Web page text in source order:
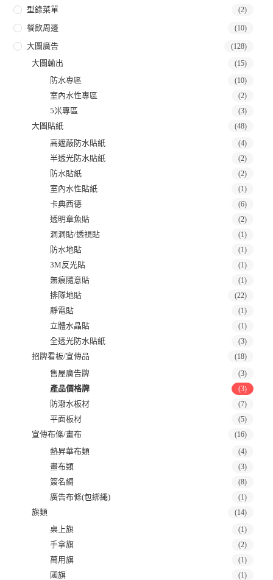
型錄菜單 (2)
餐飲周邊 (10)
大圖廣告 (128)
大圖輸出 (15)
防水專區 (10)
室內水性專區 (2)
5米專區 (3)
大圖貼紙 (48)
高遮蔽防水貼紙 (4)
半透光防水貼紙 (2)
防水貼紙 (2)
室內水性貼紙 (1)
卡典西德 (6)
透明章魚貼 (2)
洞洞貼/透視貼 (1)
防水地貼 (1)
3M反光貼 (1)
無痕隨意貼 (1)
排隊地貼 (22)
靜電貼 (1)
立體水晶貼 (1)
全透光防水貼紙 (3)
招牌看板/宣傳品 (18)
售屋廣告牌 (3)
產品價格牌 (3)
防潑水板材 (7)
平面板材 (5)
宣傳布條/畫布 (16)
熱昇華布類 (4)
畫布類 (3)
簽名綢 (8)
廣告布條(包綁繩) (1)
旗類 (14)
桌上旗 (1)
手拿旗 (2)
萬用旗 (1)
國旗 (1)